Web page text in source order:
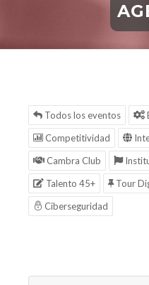
Todos los eventos
Competitividad
Cambra Club
Talento 45+
Tour
Ciberseguridad